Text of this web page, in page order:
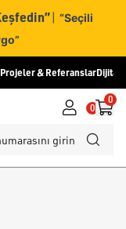
| “Seçili
Projeler & ReferanslarDijital
0
0